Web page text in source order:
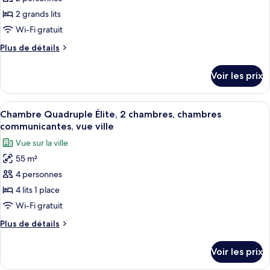
2 grands lits
Wi-Fi gratuit
Plus de détails
Plus
le
type
de
chambre
Supérieure
avec
lits
jumeaux
Voir les prix
Afficher
toutes
les
photos
pour
ce
type
de
chambre :
Chambre
Élite,
Une chambre d’hôtel avec un
4
Chambre Quadruple Élite, 2 chambres, chambres
communicantes, vue ville
Vue sur la ville
55 m²
4 personnes
4 lits 1 place
Wi-Fi gratuit
Plus de détails
Plus
le
Voir les prix